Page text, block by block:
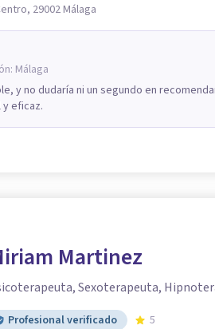
29002 Málaga
Málaga
y no dudaría ni un segundo en
eficaz.
Martinez
Sexoterapeuta,
Profesional verificado
5